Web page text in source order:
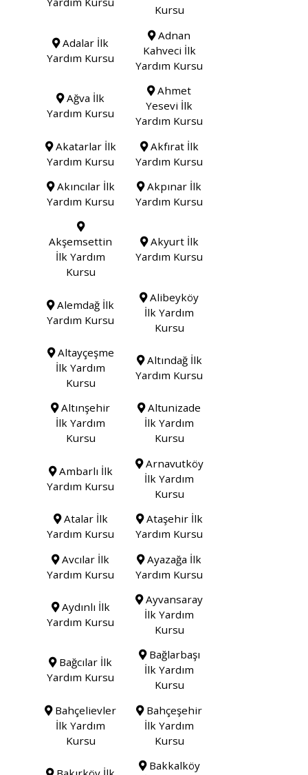
Kursu
Adalar İlk
Yardım Kursu
Adnan
Kahveci İlk
Yardım Kursu
Ağva İlk
Yardım Kursu
Ahmet
Yesevi İlk
Yardım Kursu
Akatarlar İlk
Yardım Kursu
Akfırat İlk
Yardım Kursu
Akıncılar İlk
Yardım Kursu
Akpınar İlk
Yardım Kursu
Akşemsettin
İlk Yardım
Kursu
Akyurt İlk
Yardım Kursu
Alemdağ İlk
Yardım Kursu
Alibeyköy
İlk Yardım
Kursu
Altayçeşme
İlk Yardım
Kursu
Altındağ İlk
Yardım Kursu
Altınşehir
İlk Yardım
Kursu
Altunizade
İlk Yardım
Kursu
Ambarlı İlk
Yardım Kursu
Arnavutköy
İlk Yardım
Kursu
Atalar İlk
Yardım Kursu
Ataşehir İlk
Yardım Kursu
Avcılar İlk
Yardım Kursu
Ayazağa İlk
Yardım Kursu
Aydınlı İlk
Yardım Kursu
Ayvansaray
İlk Yardım
Kursu
Bağcılar İlk
Yardım Kursu
Bağlarbaşı
İlk Yardım
Kursu
Bahçelievler
İlk Yardım
Kursu
Bahçeşehir
İlk Yardım
Kursu
Bakkalköy